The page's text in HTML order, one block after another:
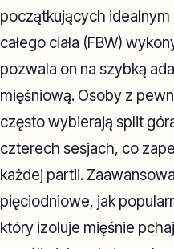
początkujących
całego ciała (FBW)
pozwala on na szybką
mięśniową. Osoby z
często wybierają split
czterech sesjach, co
każdej partii.
pięciodniowe, jak
który izoluje mięśnie